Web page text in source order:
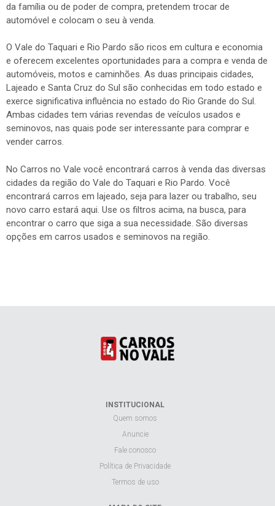
da família ou de poder de compra, pretendem trocar de
automóvel e colocam o seu à venda.
O Vale do Taquari e Rio Pardo são ricos em cultura e economia
e oferecem excelentes oportunidades para a compra e venda de
automóveis, motos e caminhões. As duas principais cidades,
Lajeado e Santa Cruz do Sul são conhecidas em todo estado e
exerce significativa influência no estado do Rio Grande do Sul.
Ambas cidades tem várias revendas de veículos usados e
seminovos, nas quais pode ser interessante para comprar e
vender carros.
No Carros no Vale você encontrará carros à venda das diversas
cidades da região do Vale do Taquari e Rio Pardo. Você
encontrará carros em lajeado, seja para lazer ou trabalho, seu
novo carro estará aqui. Use os filtros acima, na busca, para
encontrar o carro que siga a sua necessidade. São diversas
opções em carros usados e seminovos na região.
INSTITUCIONAL
Quem somos
Anuncie
Fale conosco
Política de Privacidade
Termos de uso